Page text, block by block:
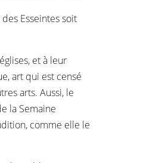
Esseintes soit
et à leur
art qui est censé
arts. Aussi, le
la Semaine
comme elle le